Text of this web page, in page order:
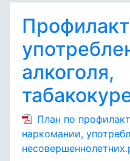
алкоголя,
План по
наркомании,